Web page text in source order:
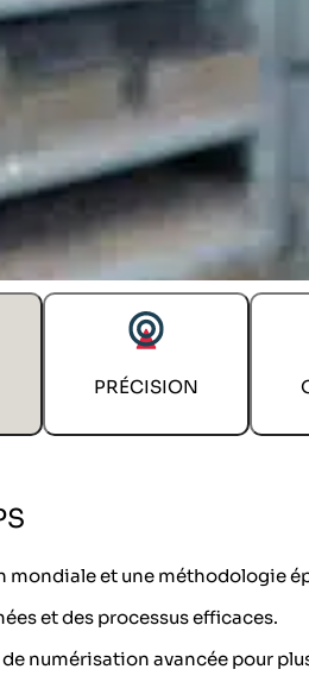
VOS DÉFIS
PRÉCISION
mondiale et une méthodologie
et des processus efficaces.
numérisation avancée pour